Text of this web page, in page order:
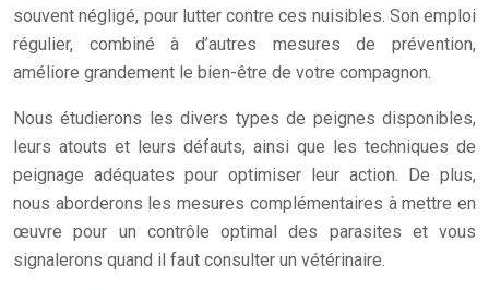
souvent négligé, pour lutter contre ces nuisibles. Son emploi
régulier, combiné à d’autres mesures de prévention,
améliore grandement le bien-être de votre compagnon.
Nous étudierons les divers types de peignes disponibles,
leurs atouts et leurs défauts, ainsi que les techniques de
peignage adéquates pour optimiser leur action. De plus,
nous aborderons les mesures complémentaires à mettre en
œuvre pour un contrôle optimal des parasites et vous
signalerons quand il faut consulter un vétérinaire.